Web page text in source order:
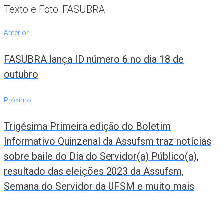
Texto e Foto: FASUBRA
Anterior
FASUBRA lança ID número 6 no dia 18 de
outubro
Próximo
Trigésima Primeira edição do Boletim
Informativo Quinzenal da Assufsm traz notícias
sobre baile do Dia do Servidor(a) Público(a),
resultado das eleições 2023 da Assufsm,
Semana do Servidor da UFSM e muito mais